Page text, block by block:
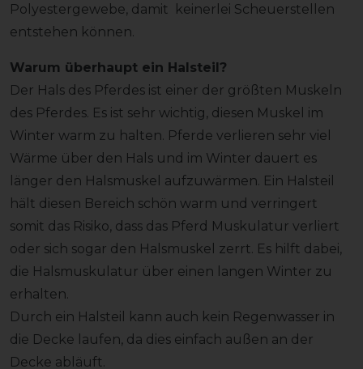
Polyestergewebe, damit keinerlei Scheuerstellen
entstehen können.
Warum überhaupt ein Halsteil?
Der Hals des Pferdes ist einer der größten Muskeln
des Pferdes. Es ist sehr wichtig, diesen Muskel im
Winter warm zu halten. Pferde verlieren sehr viel
Wärme über den Hals und im Winter dauert es
länger den Halsmuskel aufzuwärmen. Ein Halsteil
hält diesen Bereich schön warm und verringert
somit das Risiko, dass das Pferd Muskulatur verliert
oder sich sogar den Halsmuskel zerrt. Es hilft dabei,
die Halsmuskulatur über einen langen Winter zu
erhalten.
Durch ein Halsteil kann auch kein Regenwasser in
die Decke laufen, da dies einfach außen an der
Decke abläuft.